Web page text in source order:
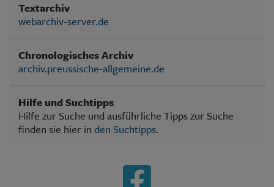
Textarchiv
webarchiv-server.de
Chronologisches Archiv
archiv.preussische-allgemeine.de
Hilfe und Suchtipps
Hilfe zur Suche und ausführliche Tipps zur Suche
finden sie hier in den Suchtipps.